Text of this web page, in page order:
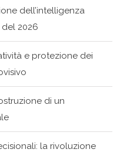
e protezione dei
di un
la rivoluzione
sovranità digitale UE